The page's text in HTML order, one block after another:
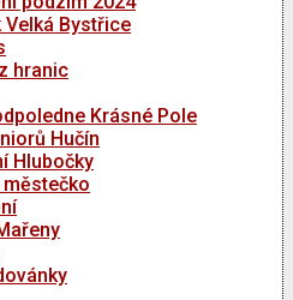
Velká Bystřice
hranic
Krásné Pole
Hučín
Hlubočky
městečko